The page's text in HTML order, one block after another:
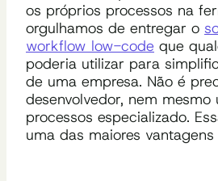
os próprios processos na
orgulhamos de entregar o
workflow low-code que
poderia utilizar para
de uma empresa. Não é
desenvolvedor, nem
processos especializado.
uma das maiores vantagens